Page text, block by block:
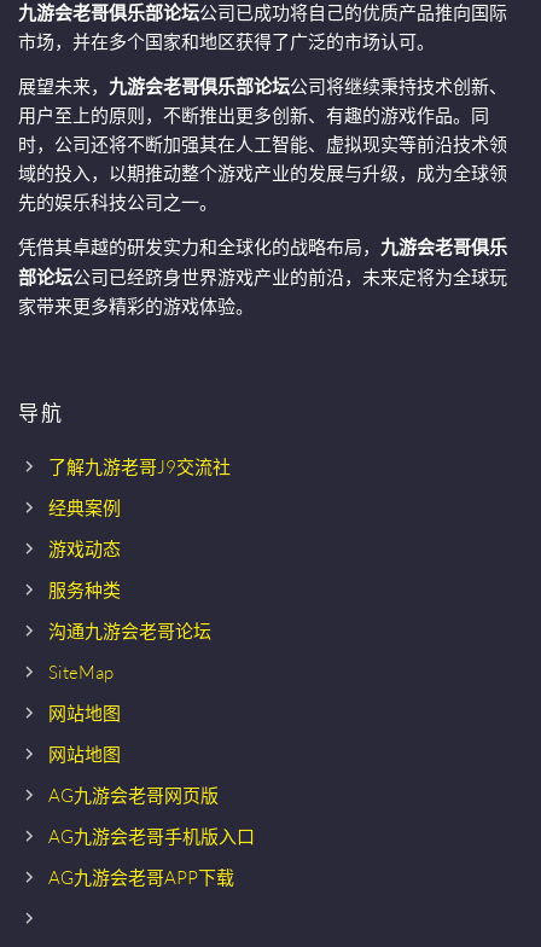
九游会老哥俱乐部论坛公司已成功将自己的优质产品推向国际
市场，并在多个国家和地区获得了广泛的市场认可。
展望未来， 九游会老哥俱乐部论坛公司将继续秉持技术创新、
用户至上的原则，不断推出更多创新、有趣的游戏作品。同
时，公司还将不断加强其在人工智能、虚拟现实等前沿技术领
域的投入，以期推动整个游戏产业的发展与升级，成为全球领
先的娱乐科技公司之一。
凭借其卓越的研发实力和全球化的战略布局， 九游会老哥俱乐
部论坛公司已经跻身世界游戏产业的前沿，未来定将为全球玩
家带来更多精彩的游戏体验。
导航
了解九游老哥J9交流社
经典案例
游戏动态
服务种类
沟通九游会老哥论坛
SiteMap
网站地图
网站地图
AG九游会老哥网页版
AG九游会老哥手机版入口
AG九游会老哥APP下载